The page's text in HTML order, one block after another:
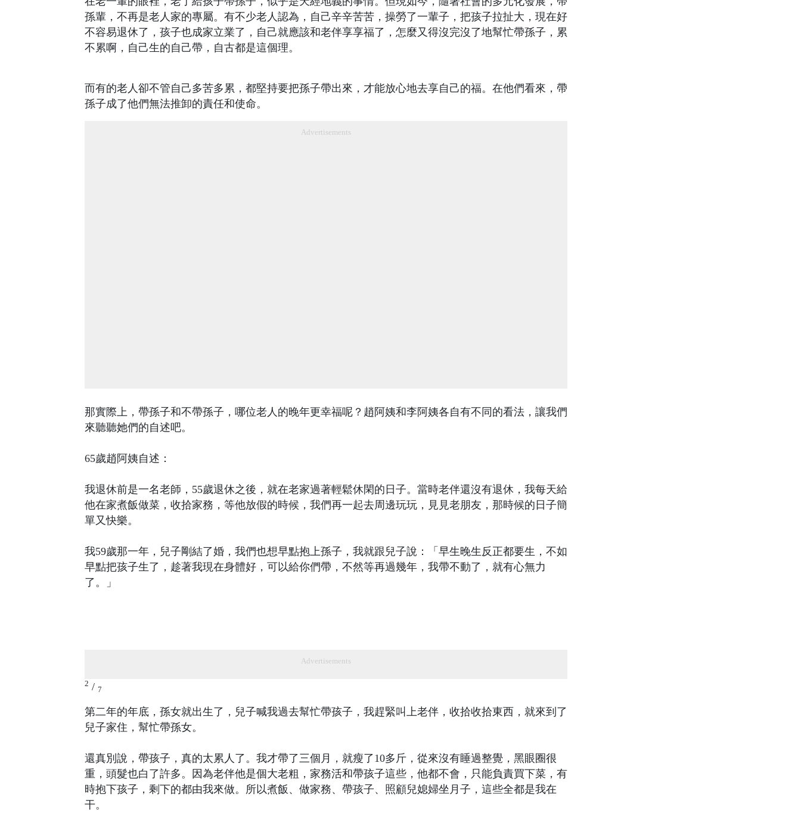
孫輩，不再是老人家的專屬。有不少老人認為，自己辛辛苦苦，操勞了一輩子，把孩子拉扯大，現在好
不容易退休了，孩子也成家立業了，自己就應該和老伴享享福了，怎麼又得沒完沒了地幫忙帶孫子，累
不累啊，自己生的自己帶，自古都是這個理。
而有的老人卻不管自己多苦多累，都堅持要把孫子帶出來，才能放心地去享自己的福。在他們看來，帶
孫子成了他們無法推卸的責任和使命。
Advertisements
那實際上，帶孫子和不帶孫子，哪位老人的晚年更幸福呢？趙阿姨和李阿姨各自有不同的看法，讓我們
來聽聽她們的自述吧。
65歲趙阿姨自述：
我退休前是一名老師，55歲退休之後，就在老家過著輕鬆休閑的日子。當時老伴還沒有退休，我每天給
他在家煮飯做菜，收拾家務，等他放假的時候，我們再一起去周邊玩玩，見見老朋友，那時候的日子簡
單又快樂。
我59歲那一年，兒子剛結了婚，我們也想早點抱上孫子，我就跟兒子說：「早生晚生反正都要生，不如
早點把孩子生了，趁著我現在身體好，可以給你們帶，不然等再過幾年，我帶不動了，就有心無力
了。」
Advertisements
2 / 7
第二年的年底，孫女就出生了，兒子喊我過去幫忙帶孩子，我趕緊叫上老伴，收拾收拾東西，就來到了
兒子家住，幫忙帶孫女。
還真別說，帶孩子，真的太累人了。我才帶了三個月，就瘦了10多斤，從來沒有睡過整覺，黑眼圈很
重，頭髮也白了許多。因為老伴他是個大老粗，家務活和帶孩子這些，他都不會，只能負責買下菜，有
時抱下孩子，剩下的都由我來做。所以煮飯、做家務、帶孩子、照顧兒媳婦坐月子，這些全都是我在
干。